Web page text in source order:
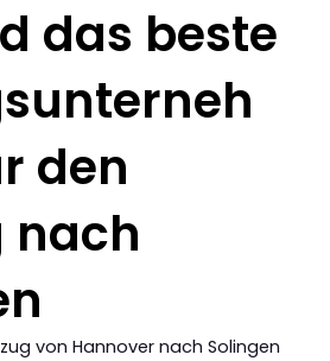
das beste
den
nach
von Hannover nach Solingen